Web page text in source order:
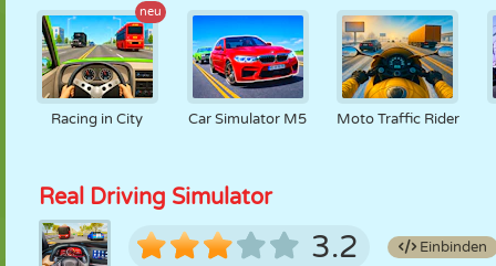
neu
Racing in City Car Simulator M5 Moto Traffic Rider
Real Driving Simulator
3.2 Einbinden